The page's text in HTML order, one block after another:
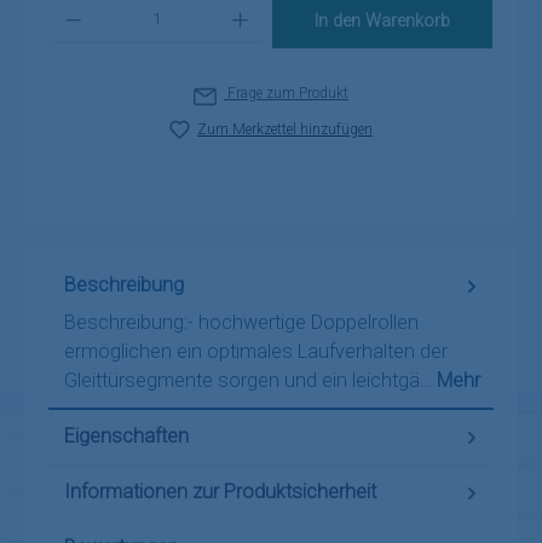
In den Warenkorb
Frage zum Produkt
Zum Merkzettel hinzufügen
Beschreibung
Beschreibung:- hochwertige Doppelrollen
ermöglichen ein optimales Laufverhalten der
Gleittürsegmente sorgen und ein leichtgä… Mehr
Eigenschaften
Informationen zur Produktsicherheit